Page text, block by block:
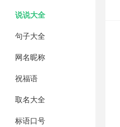
说说大全
句子大全
网名昵称
祝福语
取名大全
标语口号